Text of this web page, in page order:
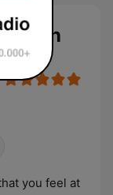
you feel at